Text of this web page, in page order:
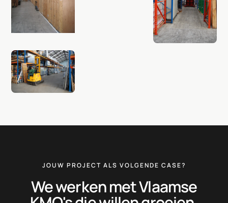
JOUW PROJECT ALS VOLGENDE CASE?
We werken met Vlaamse